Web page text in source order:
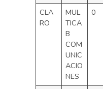
CLA
RO
MUL
TICA
B
COM
UNIC
ACIO
NES
0